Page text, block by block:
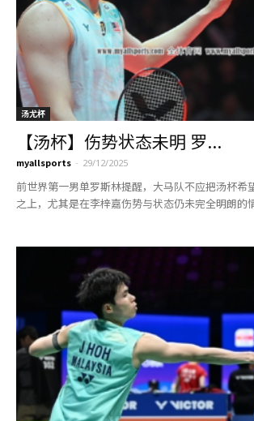
汤尤杯
【汤杯】伤势状态未明 罗...
myallsports - 29/12/2025
前世界第一男单罗斯林提醒，大马队不应把汤杯希
之上，尤其是在李梓嘉伤势与状态仍未完全明朗的